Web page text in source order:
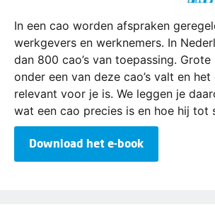
In een cao worden afspraken
werkgevers en werknemers. In
dan 800 cao’s van toepassing.
onder een van deze cao’s valt en
relevant voor je is. We leggen je
wat een cao precies is en hoe hij tot
Download het e-book